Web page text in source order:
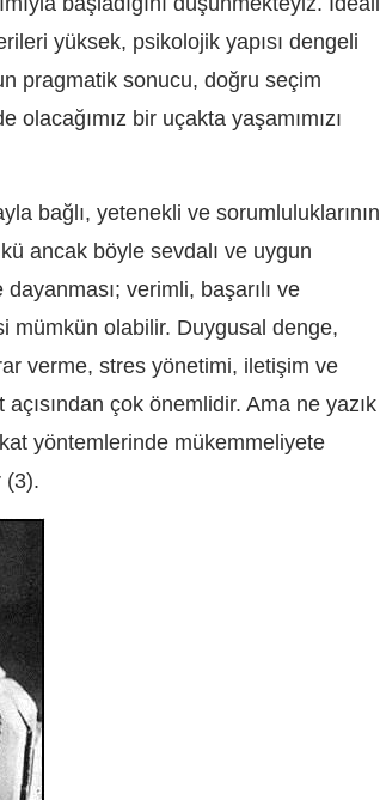
yüksek, psikolojik yapısı dengeli
pragmatik sonucu, doğru seçim
bir uçakta yaşamımızı
bağlı, yetenekli ve sorumluluklarının
ancak böyle sevdalı ve uygun
verimli, başarılı ve
mümkün olabilir. Duygusal denge,
verme, stres yönetimi, iletişim ve
çok önemlidir. Ama ne yazık
yöntemlerinde mükemmeliyete
(3).